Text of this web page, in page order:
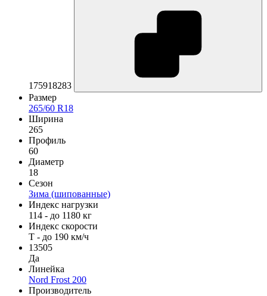
175918283
Размер
265/60 R18
Ширина
265
Профиль
60
Диаметр
18
Сезон
Зима (шипованные)
Индекс нагрузки
114 - до 1180 кг
Индекс скорости
T - до 190 км/ч
13505
Да
Линейка
Nord Frost 200
Производитель